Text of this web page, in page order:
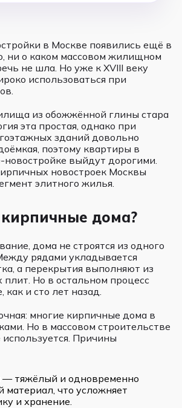
в Москве появились ещё в
ни о каком массовом жилищном
не шла. Но уже к XVIII веку
использоваться при
из обожжённой глины стара
эта простая, однако при
зданий довольно
поэтому квартиры в
выйдут дорогими.
новостроек Москвы
элитного жилья.
дома?
дома не строятся из одного
рядами укладывается
а перекрытия выполняют из
Но в остальном процесс
и сто лет назад.
многие кирпичные дома в
Но в массовом строительстве
Причины
— тяжёлый и одновременно
материал, что усложняет
и хранение.